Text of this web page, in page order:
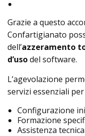
Grazie a questo
Confartigianato
dell’azzeramento
d’usodel software.
L’agevolazione
servizi essenziali
Configurazione
Formazione
Assistenza